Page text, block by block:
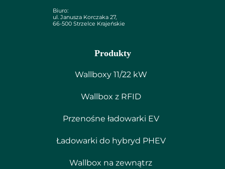
Produkty
Wallboxy 11/22 kW
Wallbox z RFID
Przenośne ładowarki EV
Ładowarki do hybryd PHEV
Wallbox na zewnątrz
Biuro:
ul. Janusza Korczaka 27,
66-500 Strzelce Krajeńskie